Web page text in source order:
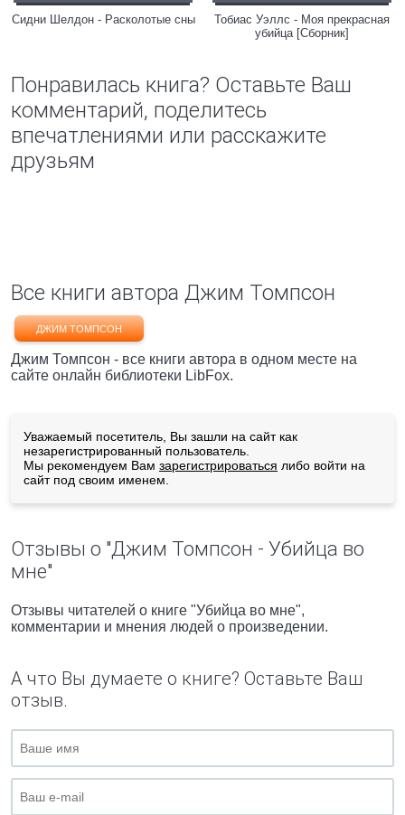
Сидни Шелдон - Расколотые сны
Тобиас Уэллс - Моя прекрасная
убийца [Сборник]
Понравилась книга? Оставьте Ваш
комментарий, поделитесь
впечатлениями или расскажите
друзьям
Все книги автора Джим Томпсон
ДЖИМ ТОМПСОН
Джим Томпсон - все книги автора в одном месте на
сайте онлайн библиотеки LibFox.
Уважаемый посетитель, Вы зашли на сайт как
незарегистрированный пользователь.
Мы рекомендуем Вам зарегистрироваться либо войти на
сайт под своим именем.
Отзывы о "Джим Томпсон - Убийца во
мне"
Отзывы читателей о книге "Убийца во мне",
комментарии и мнения людей о произведении.
А что Вы думаете о книге? Оставьте Ваш
отзыв.